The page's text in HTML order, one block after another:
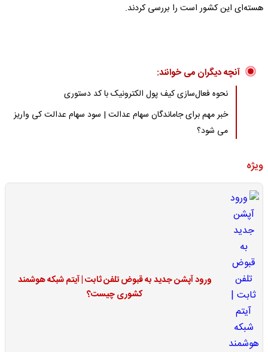
هسته‌ای این کشور است را بررسی کردند.
آنچه دیگران می خوانند:
نحوه فعال‌سازی کیف پول الکترونیک با کد دستوری
خبر مهم برای جاماندگان سهام عدالت | سود سهام عدالت کی واریز
می شود؟
ویژه
ورود آپشن جدید به قبوض تلفن ثابت | آیتم شبکه هوشمند
کشوری چیست؟